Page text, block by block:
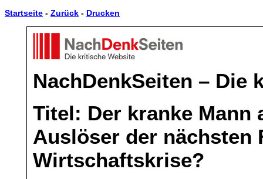
Startseite - Zurück - Drucken
NachDenkSeiten – Die
Titel: Der kranke
Auslöser der nächsten
Wirtschaftskrise?